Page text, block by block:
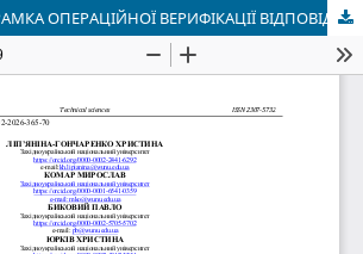
ІНТЕГРАЦІЙНА РАМКА ОПЕРАЦІЙНОЇ ВЕРИФІКАЦІЇ ВІДПОВІДАЛЬНОГО ШІ НА ОСНОВІ МІЖНАРОДНИХ СТАНДАРТІВ